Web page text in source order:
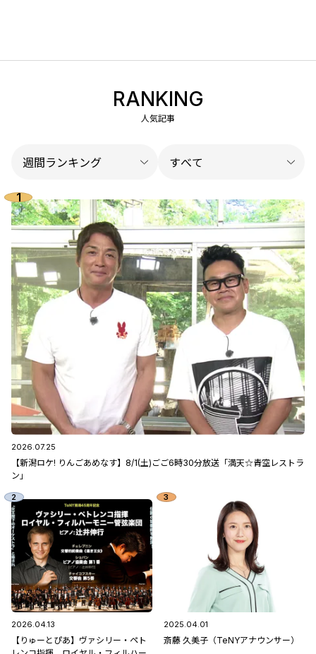
RANKING
人気記事
2026.07.25
【新潟ロケ! りんごあめなす】8/1(土)ごご6時30分放送「満天☆青空レストラ
ン」
2026.04.13
【りゅーとぴあ】ヴァシリー・ペト
2025.04.01
斎藤 久美子（TeNYアナウンサー）